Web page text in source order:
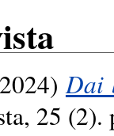
Dai
25 (2).